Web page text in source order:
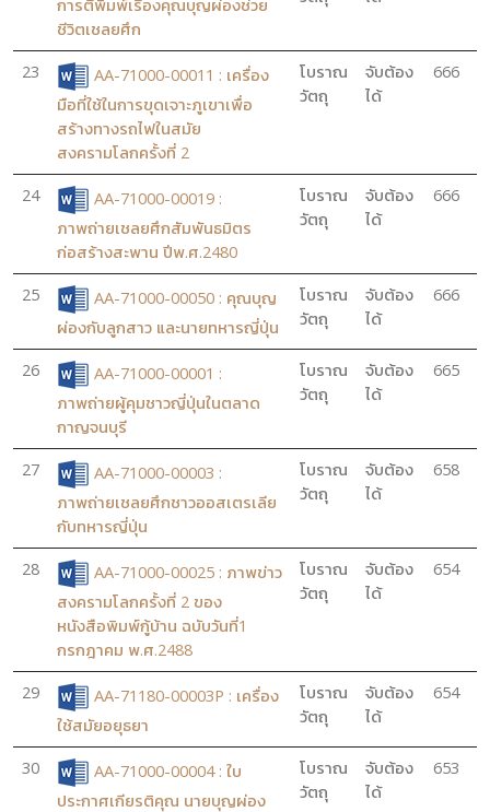
การตีพิมพ์เรื่องคุณบุญผ่องช่วย
ชีวิตเชลยศึก
23
AA-71000-00011 : เครื่อง
มือที่ใช้ในการขุดเจาะภูเขาเพื่อ
สร้างทางรถไฟในสมัย
สงครามโลกครั้งที่ 2
โบราณ
วัตถุ
จับต้อง
ได้
666
24
AA-71000-00019 :
ภาพถ่ายเชลยศึกสัมพันธมิตร
ก่อสร้างสะพาน ปีพ.ศ.2480
โบราณ
วัตถุ
จับต้อง
ได้
666
25
AA-71000-00050 : คุณบุญ
ผ่องกับลูกสาว และนายทหารญี่ปุ่น
โบราณ
วัตถุ
จับต้อง
ได้
666
26
AA-71000-00001 :
ภาพถ่ายผู้คุมชาวญี่ปุ่นในตลาด
กาญจนบุรี
โบราณ
วัตถุ
จับต้อง
ได้
665
27
AA-71000-00003 :
ภาพถ่ายเชลยศึกชาวออสเตรเลีย
กับทหารญี่ปุ่น
โบราณ
วัตถุ
จับต้อง
ได้
658
28
AA-71000-00025 : ภาพข่าว
สงครามโลกครั้งที่ 2 ของ
หนังสือพิมพ์กู้บ้าน ฉบับวันที่1
กรกฎาคม พ.ศ.2488
โบราณ
วัตถุ
จับต้อง
ได้
654
29
AA-71180-00003P : เครื่อง
ใช้สมัยอยุธยา
โบราณ
วัตถุ
จับต้อง
ได้
654
30
AA-71000-00004 : ใบ
ประกาศเกียรติคุณ นายบุญผ่อง
โบราณ
วัตถุ
จับต้อง
ได้
653